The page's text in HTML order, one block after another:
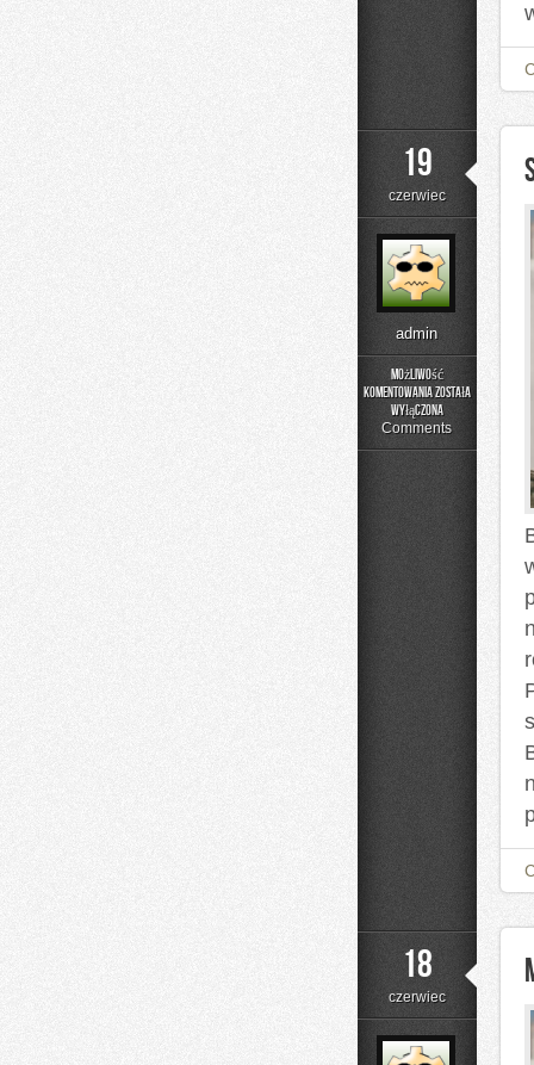
19
czerwiec
admin
Możliwość
komentowania
Składniki
lupą
została
wyłączona
Comments
18
czerwiec